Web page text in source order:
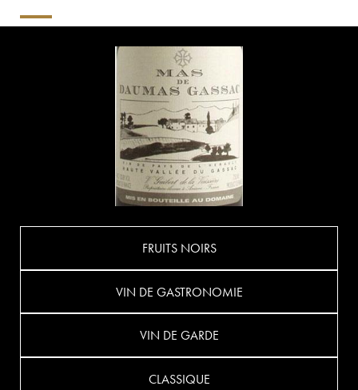
FRUITS NOIRS
VIN DE GASTRONOMIE
VIN DE GARDE
CLASSIQUE